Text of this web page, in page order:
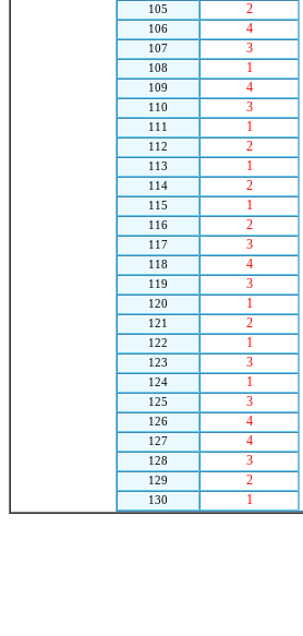
2
105
4
106
3
107
1
108
4
109
3
110
1
111
2
112
1
113
2
114
1
115
2
116
3
117
4
118
3
119
1
120
2
121
1
122
3
123
1
124
3
125
4
126
4
127
3
128
2
129
1
130